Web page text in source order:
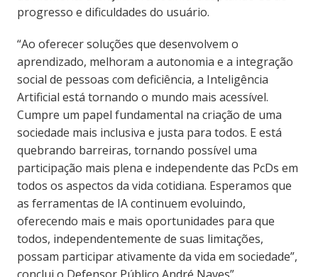
progresso e dificuldades do usuário.
“Ao oferecer soluções que desenvolvem o
aprendizado, melhoram a autonomia e a integração
social de pessoas com deficiência, a Inteligência
Artificial está tornando o mundo mais acessível.
Cumpre um papel fundamental na criação de uma
sociedade mais inclusiva e justa para todos. E está
quebrando barreiras, tornando possível uma
participação mais plena e independente das PcDs em
todos os aspectos da vida cotidiana. Esperamos que
as ferramentas de IA continuem evoluindo,
oferecendo mais e mais oportunidades para que
todos, independentemente de suas limitações,
possam participar ativamente da vida em sociedade”,